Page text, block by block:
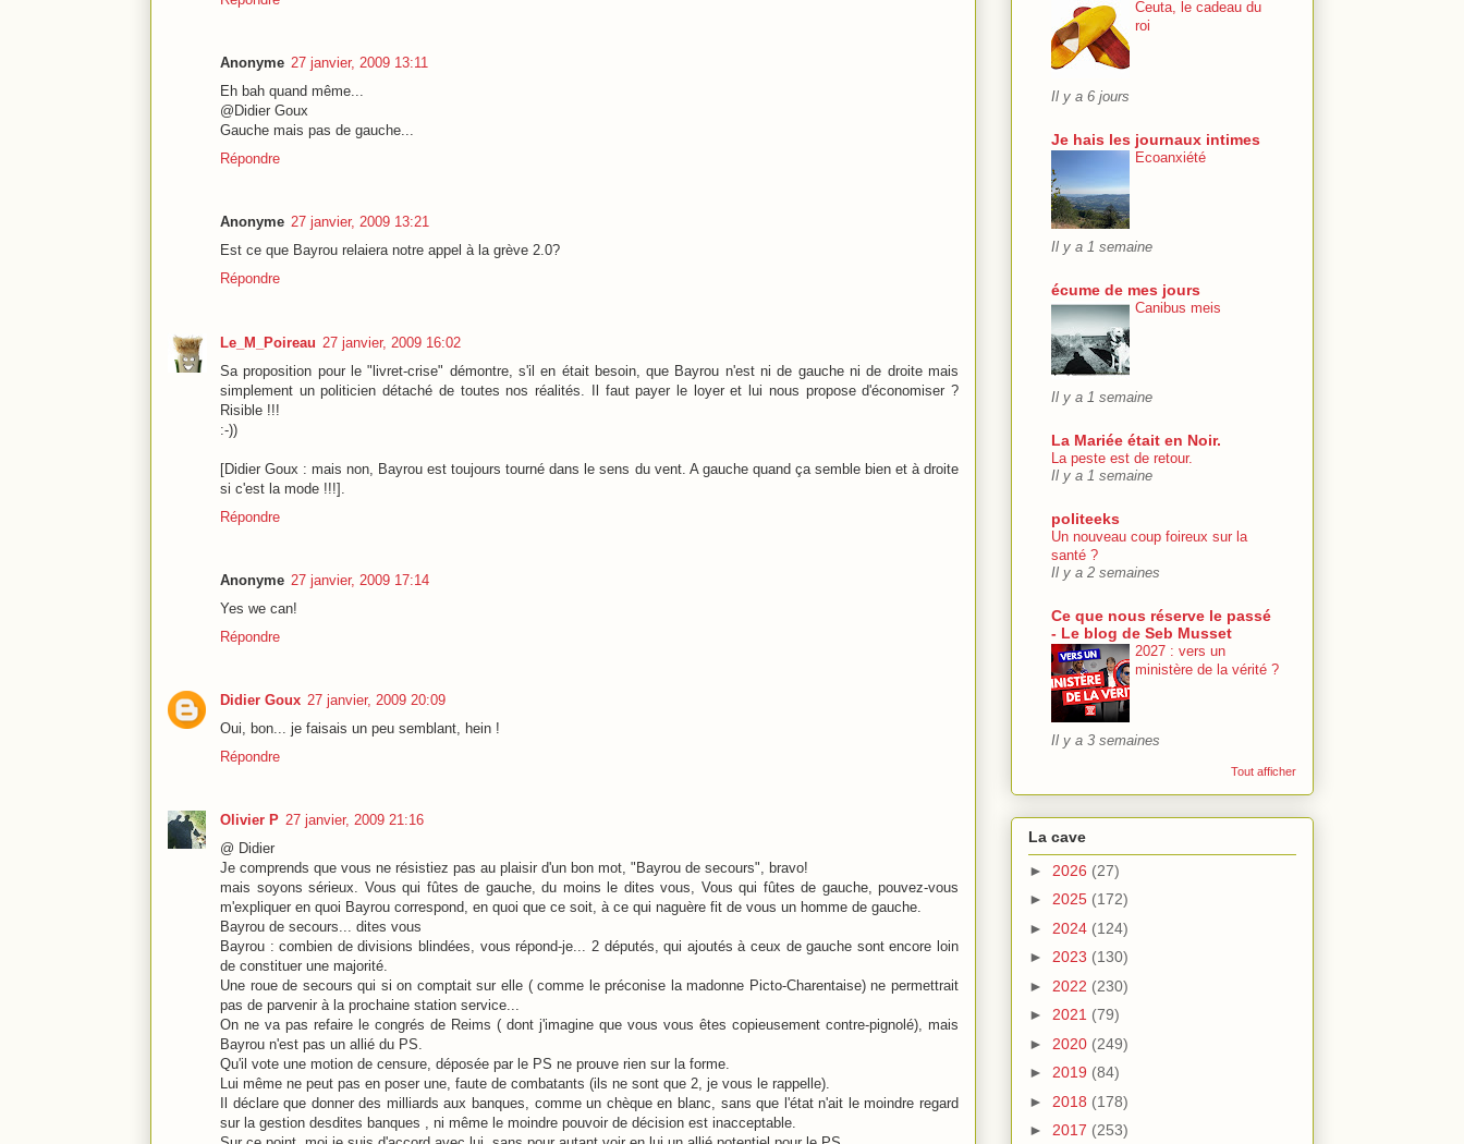
Anonyme 27 janvier, 2009 13:11
Eh bah quand même...
@Didier Goux
Gauche mais pas de gauche...
Répondre
Anonyme 27 janvier, 2009 13:21
Est ce que Bayrou relaiera notre appel à la grève 2.0?
Répondre
Le_M_Poireau 27 janvier, 2009 16:02
Sa proposition pour le "livret-crise" démontre, s'il en était besoin, que Bayrou n'est ni de gauche ni de droite mais
simplement un politicien détaché de toutes nos réalités. Il faut payer le loyer et lui nous propose d'économiser ?
Risible !!!
:-))
[Didier Goux : mais non, Bayrou est toujours tourné dans le sens du vent. A gauche quand ça semble bien et à droite
si c'est la mode !!!].
Répondre
Anonyme 27 janvier, 2009 17:14
Yes we can!
Répondre
Didier Goux 27 janvier, 2009 20:09
Oui, bon... je faisais un peu semblant, hein !
Répondre
Olivier P 27 janvier, 2009 21:16
@ Didier
Je comprends que vous ne résistiez pas au plaisir d'un bon mot, "Bayrou de secours", bravo!
mais soyons sérieux. Vous qui fûtes de gauche, du moins le dites vous, Vous qui fûtes de gauche, pouvez-vous
m'expliquer en quoi Bayrou correspond, en quoi que ce soit, à ce qui naguère fit de vous un homme de gauche.
Bayrou de secours... dites vous
Bayrou : combien de divisions blindées, vous répond-je... 2 députés, qui ajoutés à ceux de gauche sont encore loin
de constituer une majorité.
Une roue de secours qui si on comptait sur elle ( comme le préconise la madonne Picto-Charentaise) ne permettrait
pas de parvenir à la prochaine station service...
On ne va pas refaire le congrés de Reims ( dont j'imagine que vous vous êtes copieusement contre-pignolé), mais
Bayrou n'est pas un allié du PS.
Qu'il vote une motion de censure, déposée par le PS ne prouve rien sur la forme.
Lui même ne peut pas en poser une, faute de combatants (ils ne sont que 2, je vous le rappelle).
Il déclare que donner des milliards aux banques, comme un chèque en blanc, sans que l'état n'ait le moindre regard
sur la gestion desdites banques , ni même le moindre pouvoir de décision est inacceptable.
Ceuta, le cadeau du
roi
Il y a 6 jours
Je hais les journaux intimes
Ecoanxiété
Il y a 1 semaine
écume de mes jours
Canibus meis
Il y a 1 semaine
La Mariée était en Noir.
La peste est de retour.
Il y a 1 semaine
politeeks
Un nouveau coup foireux sur la
santé ?
Il y a 2 semaines
Ce que nous réserve le passé
- Le blog de Seb Musset
2027 : vers un
ministère de la vérité ?
Il y a 3 semaines
Tout afficher
La cave
► 2026 (27)
► 2025 (172)
► 2024 (124)
► 2023 (130)
► 2022 (230)
► 2021 (79)
► 2020 (249)
► 2019 (84)
► 2018 (178)
► 2017 (253)